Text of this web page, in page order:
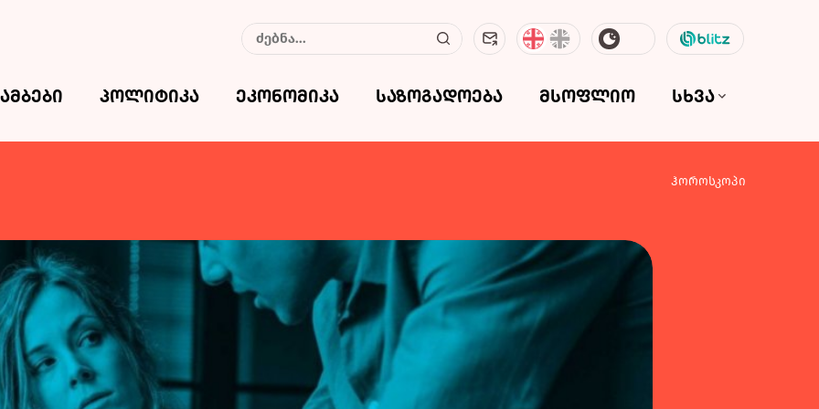
პოლიტიკა ეკონომიკა საზოგადოება მსოფლიო სხვა
ჰოროსკოპი